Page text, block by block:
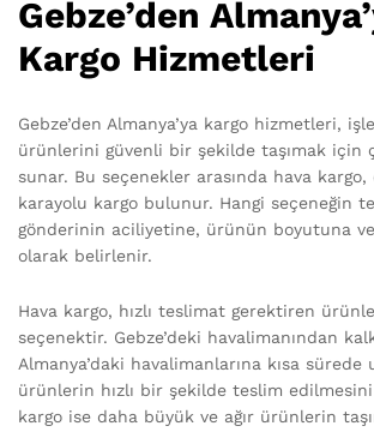
Gebze’den
Kargo Hizmetleri
Gebze’den Almanya’ya kargo hizmetleri,
ürünlerini güvenli bir şekilde taşımak için
sunar. Bu seçenekler arasında hava
karayolu kargo bulunur. Hangi seçeneğin
gönderinin aciliyetine, ürünün boyutuna ve
olarak belirlenir.
Hava kargo, hızlı teslimat gerektiren
seçenektir. Gebze’deki havalimanından
Almanya’daki havalimanlarına kısa sürede
ürünlerin hızlı bir şekilde teslim
kargo ise daha büyük ve ağır ürünlerin